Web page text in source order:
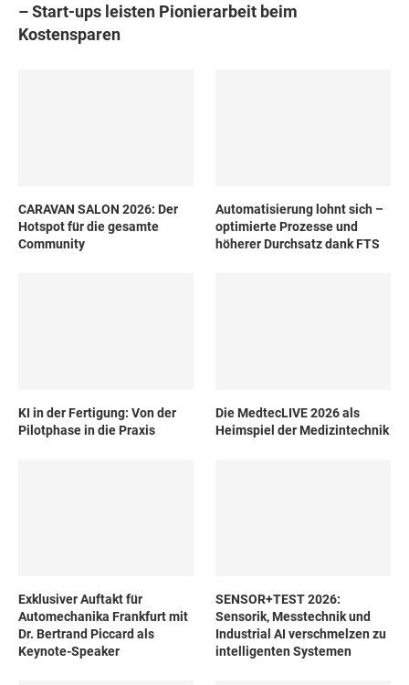
– Start-ups leisten Pionierarbeit beim
Kostensparen
CARAVAN SALON 2026: Der
Hotspot für die gesamte
Community
Automatisierung lohnt sich –
optimierte Prozesse und
höherer Durchsatz dank FTS
KI in der Fertigung: Von der
Pilotphase in die Praxis
Die MedtecLIVE 2026 als
Heimspiel der Medizintechnik
Exklusiver Auftakt für
Automechanika Frankfurt mit
Dr. Bertrand Piccard als
Keynote-Speaker
SENSOR+TEST 2026:
Sensorik, Messtechnik und
Industrial AI verschmelzen zu
intelligenten Systemen